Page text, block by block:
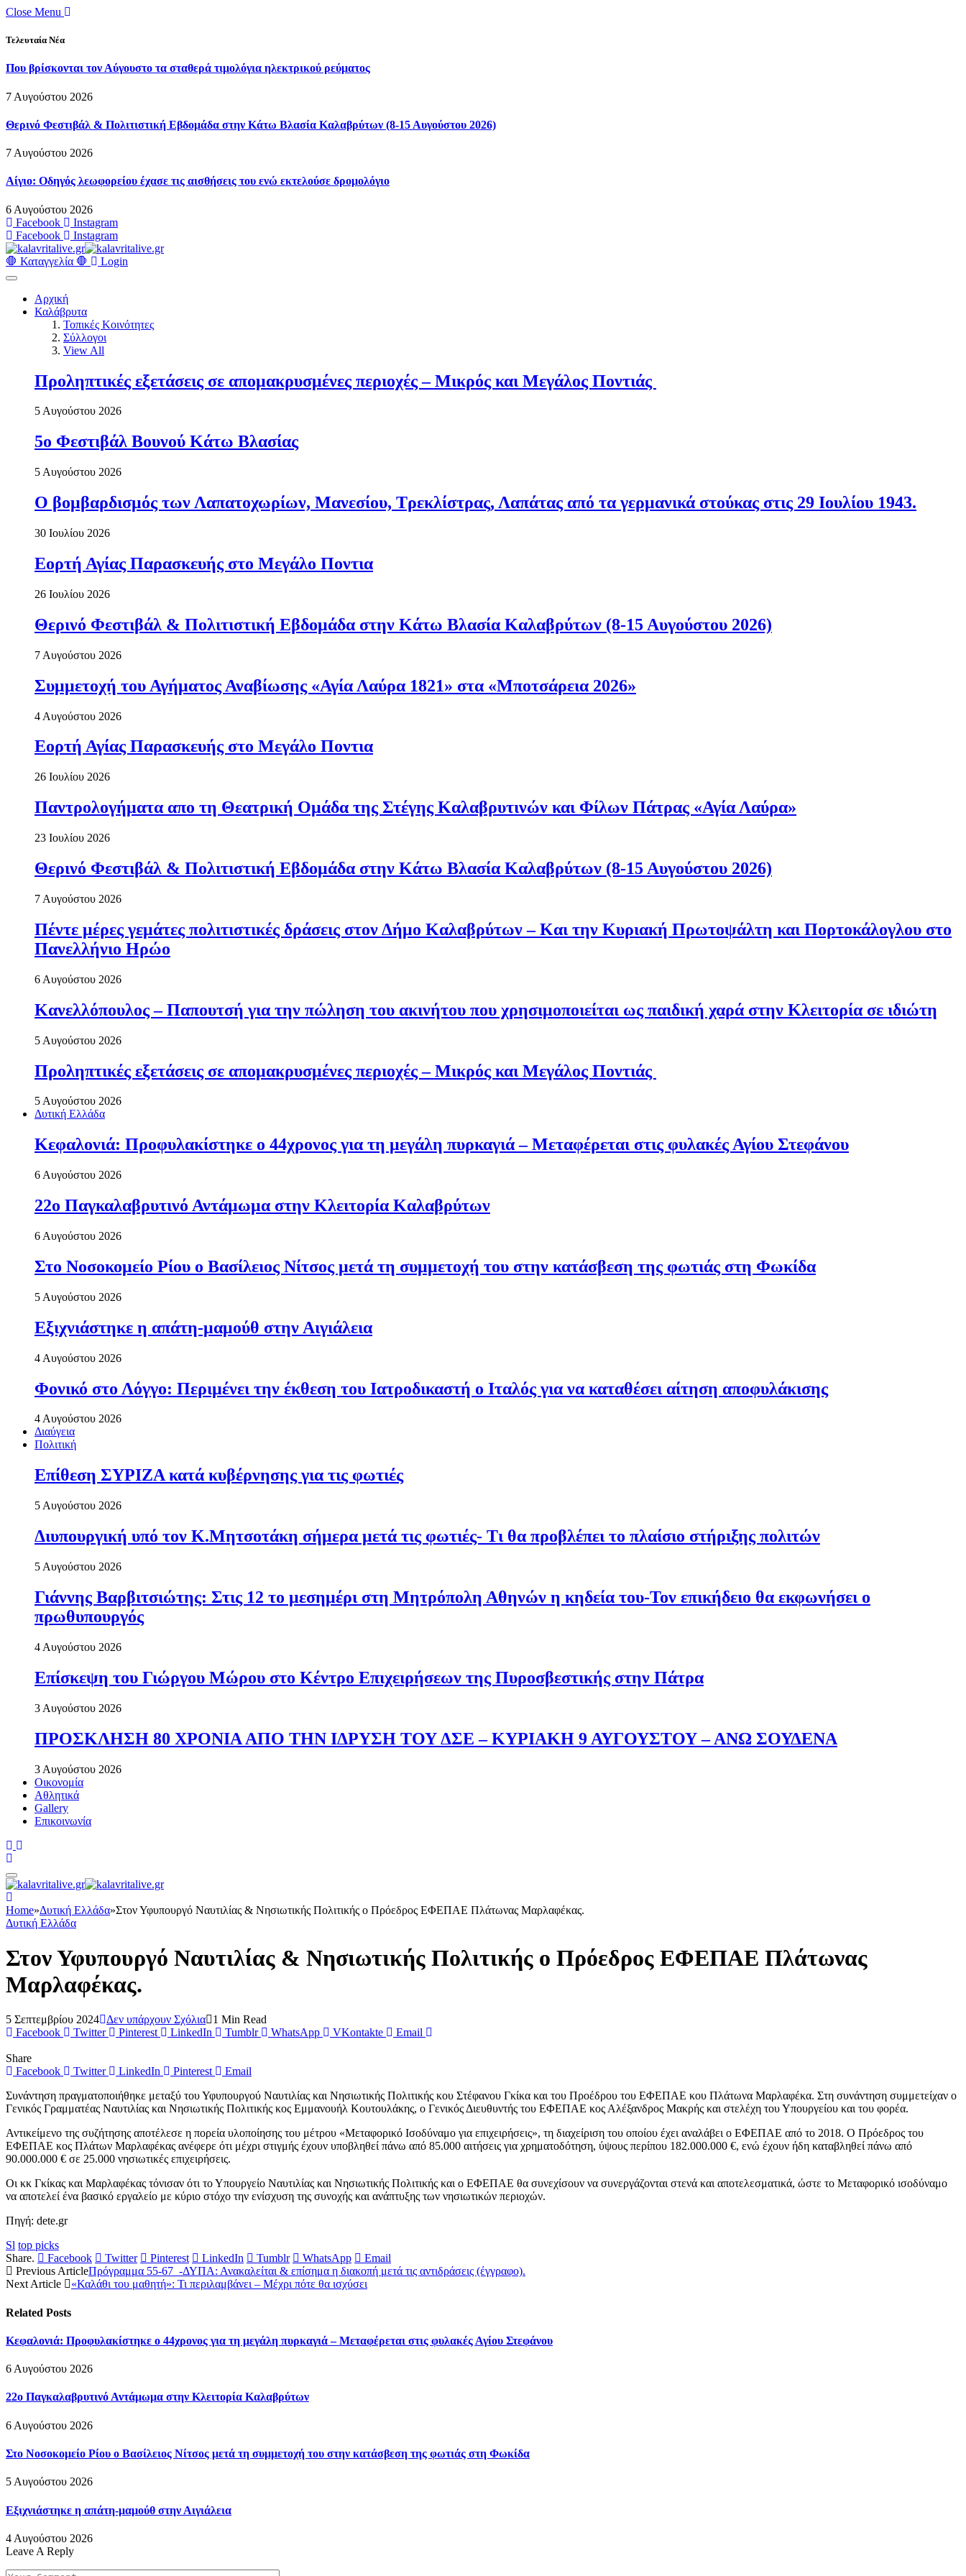
Close Menu
Τελευταία Νέα
Που βρίσκονται τον Αύγουστο τα σταθερά τιμολόγια ηλεκτρικού ρεύματος
7 Αυγούστου 2026
Θερινό Φεστιβάλ & Πολιτιστική Εβδομάδα στην Κάτω Βλασία Καλαβρύτων (8-15 Αυγούστου 2026)
7 Αυγούστου 2026
Αίγιο: Οδηγός λεωφορείου έχασε τις αισθήσεις του ενώ εκτελούσε δρομολόγιο
6 Αυγούστου 2026
Facebook
Instagram
Facebook
Instagram
🛑 Καταγγελία 🛑 Login
Αρχική
Καλάβρυτα
Τοπικές Κοινότητες
Σύλλογοι
View All
Προληπτικές εξετάσεις σε απομακρυσμένες περιοχές – Μικρός και Μεγάλος Ποντιάς
5 Αυγούστου 2026
5ο Φεστιβάλ Βουνού Κάτω Βλασίας
5 Αυγούστου 2026
Ο βομβαρδισμός των Λαπατοχωρίων, Μανεσίου, Τρεκλίστρας, Λαπάτας από τα γερμανικά στούκας στις 29 Ιουλίου 1943.
30 Ιουλίου 2026
Εορτή Αγίας Παρασκευής στο Μεγάλο Ποντια
26 Ιουλίου 2026
Θερινό Φεστιβάλ & Πολιτιστική Εβδομάδα στην Κάτω Βλασία Καλαβρύτων (8-15 Αυγούστου 2026)
7 Αυγούστου 2026
Συμμετοχή του Αγήματος Αναβίωσης «Αγία Λαύρα 1821» στα «Μποτσάρεια 2026»
4 Αυγούστου 2026
Εορτή Αγίας Παρασκευής στο Μεγάλο Ποντια
26 Ιουλίου 2026
Παντρολογήματα απο τη Θεατρική Ομάδα της Στέγης Καλαβρυτινών και Φίλων Πάτρας «Αγία Λαύρα»
23 Ιουλίου 2026
Θερινό Φεστιβάλ & Πολιτιστική Εβδομάδα στην Κάτω Βλασία Καλαβρύτων (8-15 Αυγούστου 2026)
7 Αυγούστου 2026
Πέντε μέρες γεμάτες πολιτιστικές δράσεις στον Δήμο Καλαβρύτων – Και την Κυριακή Πρωτοψάλτη και Πορτοκάλογλου στο
Πανελλήνιο Ηρώο
6 Αυγούστου 2026
Κανελλόπουλος – Παπουτσή για την πώληση του ακινήτου που χρησιμοποιείται ως παιδική χαρά στην Κλειτορία σε ιδιώτη
5 Αυγούστου 2026
Προληπτικές εξετάσεις σε απομακρυσμένες περιοχές – Μικρός και Μεγάλος Ποντιάς
5 Αυγούστου 2026
Δυτική Ελλάδα
Κεφαλονιά: Προφυλακίστηκε ο 44χρονος για τη μεγάλη πυρκαγιά – Μεταφέρεται στις φυλακές Αγίου Στεφάνου
6 Αυγούστου 2026
22ο Παγκαλαβρυτινό Αντάμωμα στην Κλειτορία Καλαβρύτων
6 Αυγούστου 2026
Στο Νοσοκομείο Ρίου ο Βασίλειος Νίτσος μετά τη συμμετοχή του στην κατάσβεση της φωτιάς στη Φωκίδα
5 Αυγούστου 2026
Εξιχνιάστηκε η απάτη-μαμούθ στην Αιγιάλεια
4 Αυγούστου 2026
Φονικό στο Λόγγο: Περιµένει την έκθεση του Ιατροδικαστή ο Ιταλός για να καταθέσει αίτηση αποφυλάκισης
4 Αυγούστου 2026
Διαύγεια
Πολιτική
Επίθεση ΣΥΡΙΖΑ κατά κυβέρνησης για τις φωτιές
5 Αυγούστου 2026
Διυπουργική υπό τον Κ.Μητσοτάκη σήμερα μετά τις φωτιές- Τι θα προβλέπει το πλαίσιο στήριξης πολιτών
5 Αυγούστου 2026
Γιάννης Βαρβιτσιώτης: Στις 12 το μεσημέρι στη Μητρόπολη Αθηνών η κηδεία του-Τον επικήδειο θα εκφωνήσει ο
πρωθυπουργός
4 Αυγούστου 2026
Επίσκεψη του Γιώργου Μώρου στο Κέντρο Επιχειρήσεων της Πυροσβεστικής στην Πάτρα
3 Αυγούστου 2026
ΠΡΟΣΚΛΗΣΗ 80 ΧΡΟΝΙΑ ΑΠΟ ΤΗΝ ΙΔΡΥΣΗ ΤΟΥ ΔΣΕ – ΚΥΡΙΑΚΗ 9 ΑΥΓΟΥΣΤΟΥ – ΑΝΩ ΣΟΥΔΕΝΑ
3 Αυγούστου 2026
Οικονομία
Αθλητικά
Gallery
Επικοινωνία
Home»Δυτική Ελλάδα»Στον Υφυπουργό Ναυτιλίας & Νησιωτικής Πολιτικής ο Πρόεδρος ΕΦΕΠΑΕ Πλάτωνας Μαρλαφέκας.
Δυτική Ελλάδα
Στον Υφυπουργό Ναυτιλίας & Νησιωτικής Πολιτικής ο Πρόεδρος ΕΦΕΠΑΕ Πλάτωνας
Μαρλαφέκας.
5 Σεπτεμβρίου 2024 Δεν υπάρχουν Σχόλια
1 Min Read
Facebook
Twitter Pinterest LinkedIn Tumblr WhatsApp VKontakte Email
Share
Facebook
Twitter LinkedIn Pinterest
Email
Συνάντηση πραγματοποιήθηκε μεταξύ του Υφυπουργού Ναυτιλίας και Νησιωτικής Πολιτικής κου Στέφανου Γκίκα και του Προέδρου του ΕΦΕΠΑΕ κου Πλάτωνα Μαρλαφέκα. Στη συνάντηση συμμετείχαν ο
Γενικός Γραμματέας Ναυτιλίας και Νησιωτικής Πολιτικής κος Εμμανουήλ Κουτουλάκης, ο Γενικός Διευθυντής του ΕΦΕΠΑΕ κος Αλέξανδρος Μακρής και στελέχη του Υπουργείου και του φορέα.
Αντικείμενο της συζήτησης αποτέλεσε η πορεία υλοποίησης του μέτρου «Μεταφορικό Ισοδύναμο για επιχειρήσεις», τη διαχείριση του οποίου έχει αναλάβει ο ΕΦΕΠΑΕ από το 2018. Ο Πρόεδρος του
ΕΦΕΠΑΕ κος Πλάτων Μαρλαφέκας ανέφερε ότι μέχρι στιγμής έχουν υποβληθεί πάνω από 85.000 αιτήσεις για χρηματοδότηση, ύψους περίπου 182.000.000 €, ενώ έχουν ήδη καταβληθεί πάνω από
90.000.000 € σε 25.000 νησιωτικές επιχειρήσεις.
Οι κκ Γκίκας και Μαρλαφέκας τόνισαν ότι το Υπουργείο Ναυτιλίας και Νησιωτικής Πολιτικής και ο ΕΦΕΠΑΕ θα συνεχίσουν να συνεργάζονται στενά και αποτελεσματικά, ώστε το Μεταφορικό ισοδύναμο
να αποτελεί ένα βασικό εργαλείο με κύριο στόχο την ενίσχυση της συνοχής και ανάπτυξης των νησιωτικών περιοχών.
Πηγή: dete.gr
Sl top picks
Share.
Facebook Twitter Pinterest LinkedIn Tumblr WhatsApp
Email
Previous ArticleΠρόγραμμα 55-67 -ΔΥΠΑ: Ανακαλείται & επίσημα η διακοπή μετά τις αντιδράσεις (έγγραφο).
Next Article
«Καλάθι του μαθητή»: Τι περιλαμβάνει – Μέχρι πότε θα ισχύσει
Related Posts
Κεφαλονιά: Προφυλακίστηκε ο 44χρονος για τη μεγάλη πυρκαγιά – Μεταφέρεται στις φυλακές Αγίου Στεφάνου
6 Αυγούστου 2026
22ο Παγκαλαβρυτινό Αντάμωμα στην Κλειτορία Καλαβρύτων
6 Αυγούστου 2026
Στο Νοσοκομείο Ρίου ο Βασίλειος Νίτσος μετά τη συμμετοχή του στην κατάσβεση της φωτιάς στη Φωκίδα
5 Αυγούστου 2026
Εξιχνιάστηκε η απάτη-μαμούθ στην Αιγιάλεια
4 Αυγούστου 2026
Leave A Reply